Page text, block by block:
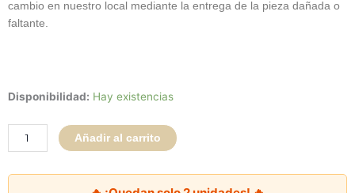
cambio en nuestro local mediante la entrega de la pieza dañada o
faltante.
Disponibilidad: Hay existencias
Respaldo
Añadir al carrito